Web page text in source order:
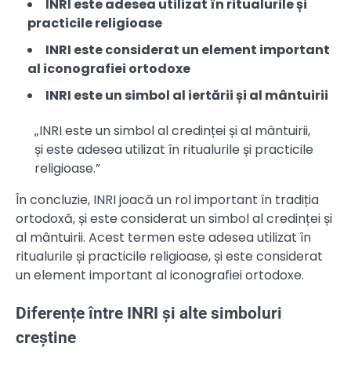
INRI este adesea utilizat în ritualurile și
practicile religioase
INRI este considerat un element important
al iconografiei ortodoxe
INRI este un simbol al iertării și al mântuirii
„INRI este un simbol al credinței și al mântuirii,
și este adesea utilizat în ritualurile și practicile
religioase.”
În concluzie, INRI joacă un rol important în tradiția
ortodoxă, și este considerat un simbol al credinței și
al mântuirii. Acest termen este adesea utilizat în
ritualurile și practicile religioase, și este considerat
un element important al iconografiei ortodoxe.
Diferențe între INRI și alte simboluri
creștine